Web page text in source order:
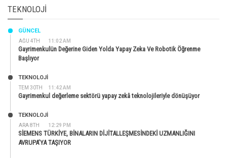
TEKNOLOJI
AĞU 4TH 11:02 AM
GÜNCEL
Gayrimenkulün Değerine Giden Yolda Yapay Zeka Ve Robotik Öğrenme
Başlıyor
TEM 30TH 11:42 AM
TEKNOLOJİ
Gayrimenkul değerleme sektörü yapay zekâ teknolojileriyle dönüşüyor
ARA 8TH 12:29 PM
TEKNOLOJİ
SİEMENS TÜRKİYE, BİNALARIN DİJİTALLEŞMESİNDEKİ UZMANLIĞINI
AVRUPA’YA TAŞIYOR